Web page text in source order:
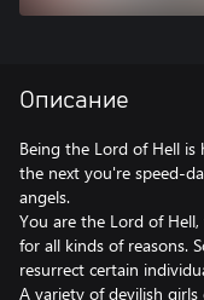
Описание
Being the Lord of Hell
the next you're speed-
angels.
You are the Lord of
for all kinds of reasons.
resurrect certain
A variety of devilish